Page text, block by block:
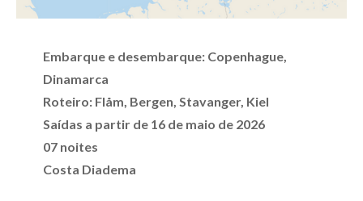
Embarque e desembarque: Copenhague,
Dinamarca
Roteiro: Flåm, Bergen, Stavanger, Kiel
Saídas a partir de 16 de maio de 2026
07 noites
Costa Diadema